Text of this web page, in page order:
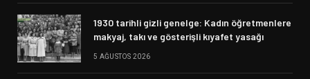
1930 tarihli gizli genelge: Kadın öğretmenlere
makyaj, takı ve gösterişli kıyafet yasağı
5 AĞUSTOS 2026